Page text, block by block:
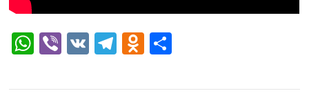
WhatsApp
Viber
VK Telegram
Odnoklassniki